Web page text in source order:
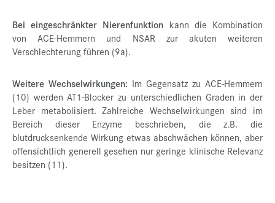
Bei eingeschränkter Nierenfunktion kann die Kombination
von ACE-Hemmern und NSAR zur akuten weiteren
Verschlechterung führen (9a).
Weitere Wechselwirkungen: Im Gegensatz zu ACE-Hemmern
(10) werden AT1-Blocker zu unterschiedlichen Graden in der
Leber metabolisiert. Zahlreiche Wechselwirkungen sind im
Bereich dieser Enzyme beschrieben, die z.B. die
blutdrucksenkende Wirkung etwas abschwächen können, aber
offensichtlich generell gesehen nur geringe klinische Relevanz
besitzen (11).